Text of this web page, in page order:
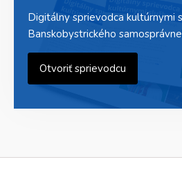
Digitálny sprievodca kultúrnymi
Banskobystrického
Otvoriť sprievodcu